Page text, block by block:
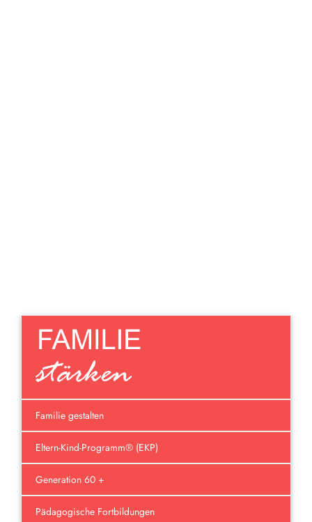
Familie gestalten
Eltern-Kind-Programm® (EKP)
Generation 60 +
Pädagogische Fortbildungen